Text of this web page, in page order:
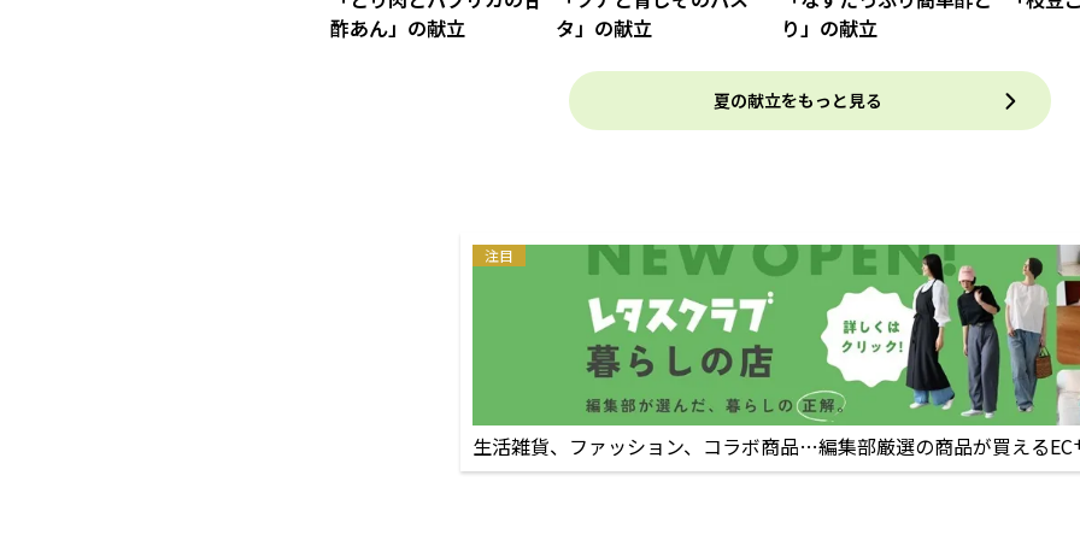
酢あん」の献立
タ」の献立
り」の献立
夏の献立をもっと見る
注目
生活雑貨、ファッション、コラボ商品…編集部厳選の商品が買えるEC